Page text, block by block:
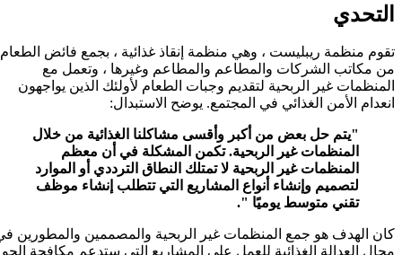
التحدي
تقوم منظمة ريبليست ، وهي منظمة إنقاذ غذائية ، بجمع فائض الطعام
من مكاتب الشركات والمطاعم والمطاعم وغيرها ، وتعمل مع
المنظمات غير الربحية لتقديم وجبات الطعام لأولئك الذين يواجهون
انعدام الأمن الغذائي في المجتمع. يوضح الاستبدال:
"يتم حل بعض من أكبر وأقسى مشاكلنا الغذائية من خلال
المنظمات غير الربحية. تكمن المشكلة في أن معظم
المنظمات غير الربحية لا تمتلك النطاق الترددي أو الموارد
لتصميم وإنشاء أنواع المشاريع التي تتطلب إنشاء موظف
تقني متوسط يوميًا ".
كان الهدف هو جمع المنظمات غير الربحية والمصممين والمطورين
مجال العدالة الغذائية للعمل على المشاريع التي ستدعم مكافحة